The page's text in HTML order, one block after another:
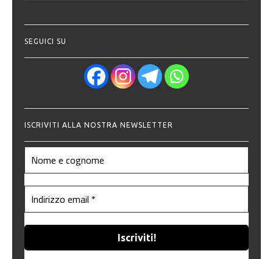
SEGUICI SU
ISCRIVITI ALLA NOSTRA NEWSLETTER